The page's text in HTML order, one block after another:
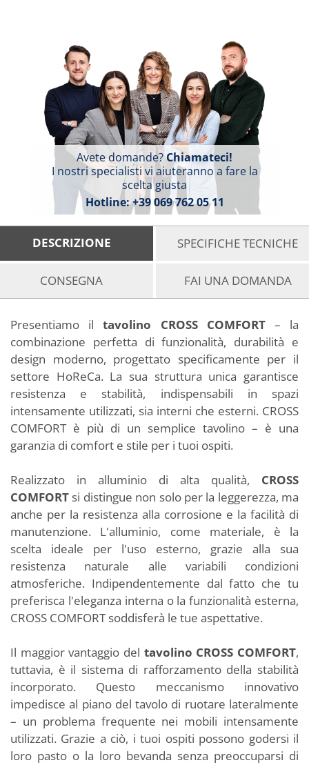
Avete domande?Chiamateci!
I nostri specialisti vi aiuteranno a fare la
scelta giusta
Hotline:+39 069 762 05 11
DESCRIZIONE SPECIFICHE TECNICHE
CONSEGNA FAI UNA DOMANDA
Presentiamo iltavolino CROSS COMFORT– la
combinazione perfetta di funzionalità, durabilità e
design moderno, progettato specificamente per il
settore HoReCa. La sua struttura unica garantisce
resistenza e stabilità, indispensabili in spazi
intensamente utilizzati, sia interni che esterni. CROSS
COMFORT è più di un semplice tavolino – è una
garanzia di comfort e stile per i tuoi ospiti.
Realizzato in alluminio di alta qualità, CROSS
COMFORT si distingue non solo per la leggerezza, ma
anche per la resistenza alla corrosione e la facilità di
manutenzione. L'alluminio, come materiale, è la
scelta ideale per l'uso esterno, grazie alla sua
resistenza naturale alle variabili condizioni
atmosferiche. Indipendentemente dal fatto che tu
preferisca l'eleganza interna o la funzionalità esterna,
CROSS COMFORT soddisferà le tue aspettative.
Il maggior vantaggio del tavolino CROSS COMFORT,
tuttavia, è il sistema di rafforzamento della stabilità
incorporato. Questo meccanismo innovativo
impedisce al piano del tavolo di ruotare lateralmente
– un problema frequente nei mobili intensamente
utilizzati. Grazie a ciò, i tuoi ospiti possono godersi il
loro pasto o la loro bevanda senza preoccuparsi di